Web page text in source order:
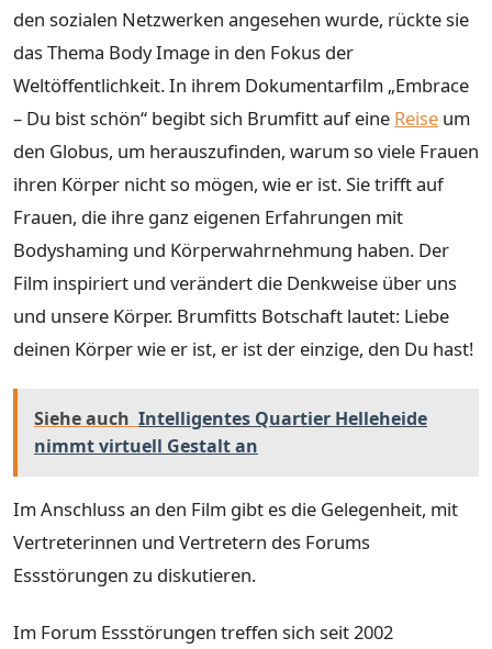
den sozialen Netzwerken angesehen wurde, rückte sie
das Thema Body Image in den Fokus der
Weltöffentlichkeit. In ihrem Dokumentarfilm „Embrace
– Du bist schön“ begibt sich Brumfitt auf eine Reise um
den Globus, um herauszufinden, warum so viele Frauen
ihren Körper nicht so mögen, wie er ist. Sie trifft auf
Frauen, die ihre ganz eigenen Erfahrungen mit
Bodyshaming und Körperwahrnehmung haben. Der
Film inspiriert und verändert die Denkweise über uns
und unsere Körper. Brumfitts Botschaft lautet: Liebe
deinen Körper wie er ist, er ist der einzige, den Du hast!
Siehe auch Intelligentes Quartier Helleheide
nimmt virtuell Gestalt an
Im Anschluss an den Film gibt es die Gelegenheit, mit
Vertreterinnen und Vertretern des Forums
Essstörungen zu diskutieren.
Im Forum Essstörungen treffen sich seit 2002